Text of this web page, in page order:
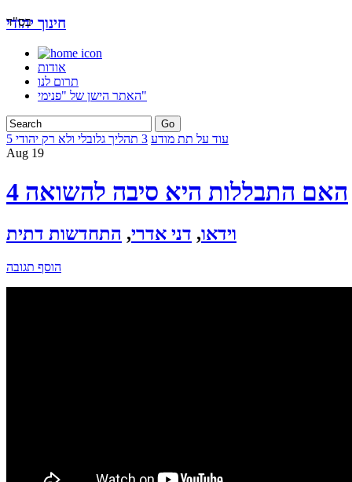
בס"ד
חינוך יהודי
אודות
תרום לנו
האתר הישן של "פנימי"
5 עוד על תת מודע 3 תהליך גלובלי ולא רק יהודי
Aug 19
4 האם התבללות היא סיבה להשואה
וידאו, דני אדרי, התחדשות דתית
הוסף תגובה